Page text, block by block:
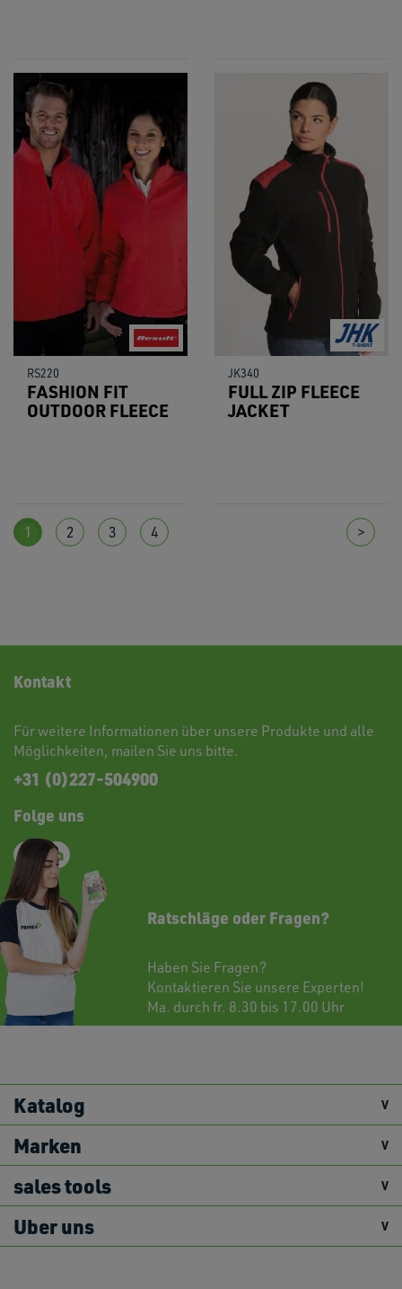
RS220
FASHION FIT
OUTDOOR FLEECE
JK340
FULL ZIP FLEECE
JACKET
1 2 3 4 >
Kontakt
Für weitere Informationen über unsere Produkte und alle
Möglichkeiten, mailen Sie uns bitte.
+31 (0)227-504900
Folge uns
Ratschläge oder Fragen?
Haben Sie Fragen?
Kontaktieren Sie unsere Experten!
Ma. durch fr. 8.30 bis 17.00 Uhr
Katalog
Marken
sales tools
Uber uns